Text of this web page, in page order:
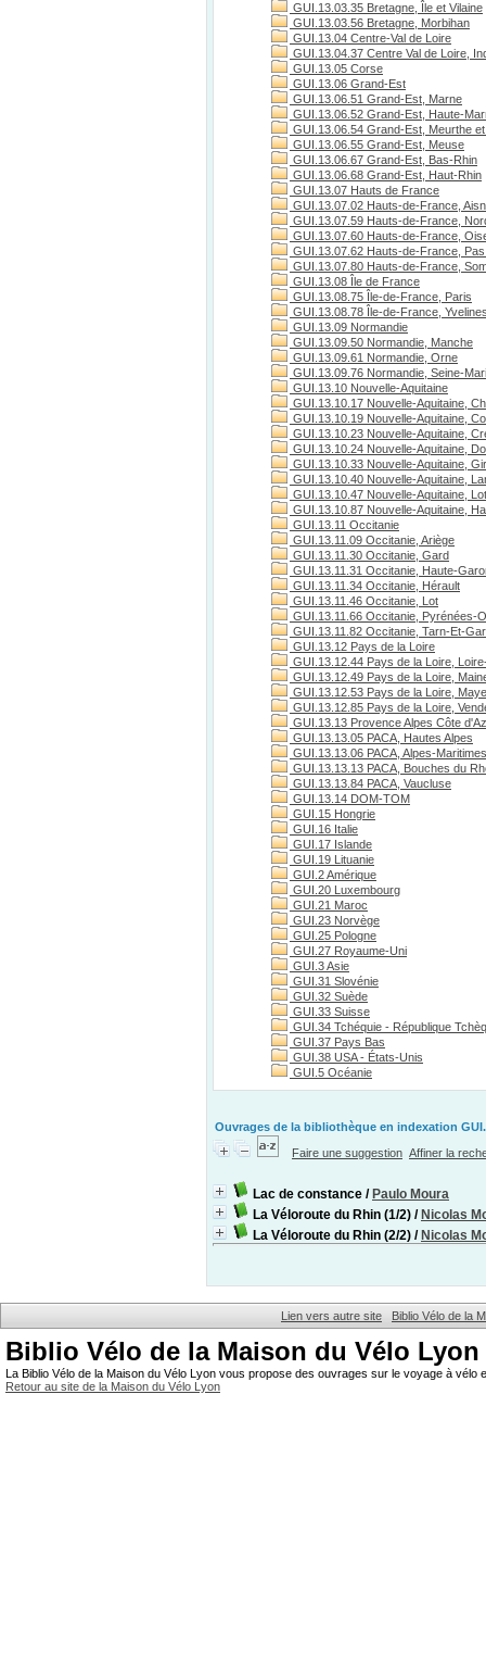
GUI.13.03.35 Bretagne, Île et Vilaine
GUI.13.03.56 Bretagne, Morbihan
GUI.13.04 Centre-Val de Loire
GUI.13.04.37 Centre Val de Loire,
GUI.13.05 Corse
GUI.13.06 Grand-Est
GUI.13.06.51 Grand-Est, Marne
GUI.13.06.52 Grand-Est, Haute-
GUI.13.06.54 Grand-Est, Meurthe
GUI.13.06.55 Grand-Est, Meuse
GUI.13.06.67 Grand-Est, Bas-Rhin
GUI.13.06.68 Grand-Est, Haut-Rhin
GUI.13.07 Hauts de France
GUI.13.07.02 Hauts-de-France,
GUI.13.07.59 Hauts-de-France,
GUI.13.07.60 Hauts-de-France,
GUI.13.07.62 Hauts-de-France,
GUI.13.07.80 Hauts-de-France,
GUI.13.08 Île de France
GUI.13.08.75 Île-de-France, Paris
GUI.13.08.78 Île-de-France,
GUI.13.09 Normandie
GUI.13.09.50 Normandie, Manche
GUI.13.09.61 Normandie, Orne
GUI.13.09.76 Normandie, Seine-
GUI.13.10 Nouvelle-Aquitaine
GUI.13.10.17 Nouvelle-Aquitaine,
GUI.13.10.19 Nouvelle-Aquitaine,
GUI.13.10.23 Nouvelle-Aquitaine,
GUI.13.10.24 Nouvelle-Aquitaine,
GUI.13.10.33 Nouvelle-Aquitaine,
GUI.13.10.40 Nouvelle-Aquitaine,
GUI.13.10.47 Nouvelle-Aquitaine,
GUI.13.10.87 Nouvelle-Aquitaine,
GUI.13.11 Occitanie
GUI.13.11.09 Occitanie, Ariège
GUI.13.11.30 Occitanie, Gard
GUI.13.11.31 Occitanie, Haute-
GUI.13.11.34 Occitanie, Hérault
GUI.13.11.46 Occitanie, Lot
GUI.13.11.66 Occitanie, Pyrénées-
GUI.13.11.82 Occitanie, Tarn-Et-
GUI.13.12 Pays de la Loire
GUI.13.12.44 Pays de la Loire,
GUI.13.12.49 Pays de la Loire,
GUI.13.12.53 Pays de la Loire,
GUI.13.12.85 Pays de la Loire,
GUI.13.13 Provence Alpes Côte
GUI.13.13.05 PACA, Hautes Alpes
GUI.13.13.06 PACA, Alpes-Maritimes
GUI.13.13.13 PACA, Bouches du
GUI.13.13.84 PACA, Vaucluse
GUI.13.14 DOM-TOM
GUI.15 Hongrie
GUI.16 Italie
GUI.17 Islande
GUI.19 Lituanie
GUI.2 Amérique
GUI.20 Luxembourg
GUI.21 Maroc
GUI.23 Norvège
GUI.25 Pologne
GUI.27 Royaume-Uni
GUI.3 Asie
GUI.31 Slovénie
GUI.32 Suède
GUI.33 Suisse
GUI.34 Tchéquie - République
GUI.37 Pays Bas
GUI.38 USA - États-Unis
GUI.5 Océanie
Ouvrages de la bibliothèque en indexation
Faire une suggestion Affiner la
Lac de constance / Paulo Moura
La Véloroute du Rhin (1/2) / Nicolas
La Véloroute du Rhin (2/2) / Nicolas
Lien vers autre site Biblio Vélo de la
Biblio Vélo de la Maison du Vélo Lyon
La Biblio Vélo de la Maison du Vélo Lyon vous propose des ouvrages sur le voyage à
Retour au site de la Maison du Vélo Lyon